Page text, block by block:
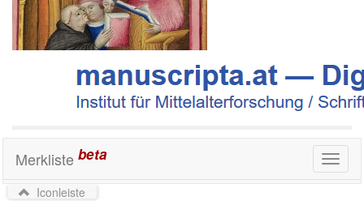
Toggle
Merkliste beta
Iconleiste